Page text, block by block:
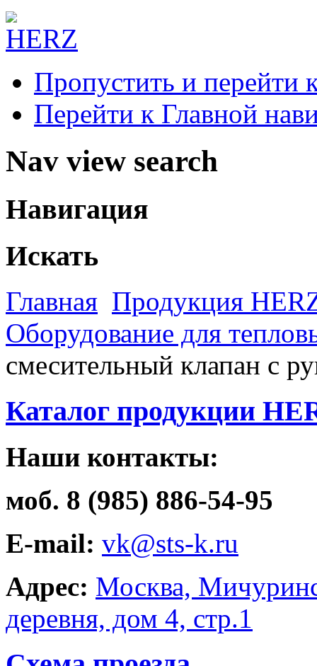
Пропустить и перейти
Перейти к Главной
Nav view search
Навигация
Искать
Главная Продукция
Оборудование для
смесительный клапан с
Каталог продукции
Наши контакты:
моб. 8 (985) 886-54-95
E-mail: vk@sts-k.ru
Адрес: Москва,
деревня, дом 4, стр.1